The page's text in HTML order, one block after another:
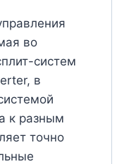
во
систем
в
к разным
точно